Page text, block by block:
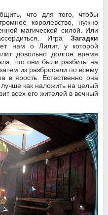
что для того, чтобы
королевство, нужно
магической силой. Или
Игра Загадки
нам о Лилит, у которой
довольно долгое время
что они были разбиты на
из разбросали по всему
в ярость. Естественно она
как наложить на целый
всех его жителей в вечный